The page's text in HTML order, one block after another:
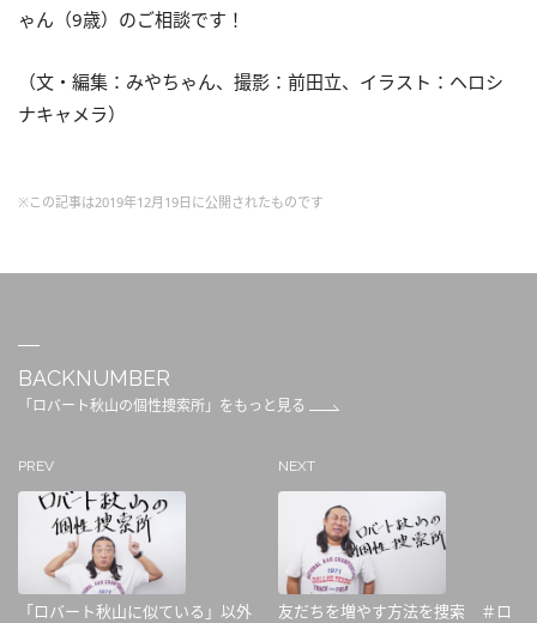
ゃん（9歳）のご相談です！
（文・編集：みやちゃん、撮影：前田立、イラスト：ヘロシ
ナキャメラ）
※この記事は2019年12月19日に公開されたものです
BACKNUMBER
「ロバート秋山の個性捜索所」をもっと見る
PREV
「ロバート秋山に似ている」以外
NEXT
友だちを増やす方法を捜索 ＃ロ